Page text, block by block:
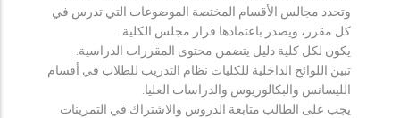
وتحدد مجالس الأقسام المختصة الموضوعات التي تدرس في
كل مقرر، ويصدر باعتمادها قرار مجلس الكلية.
يكون لكل كلية دليل يتضمن محتوى المقررات الدراسية.
تبين اللوائح الداخلية للكليات نظام التدريب للطلاب في أقسام
الليسانس والبكالوريوس والدراسات العليا.
يجب على الطالب متابعة الدروس والاشتراك في التمرينات